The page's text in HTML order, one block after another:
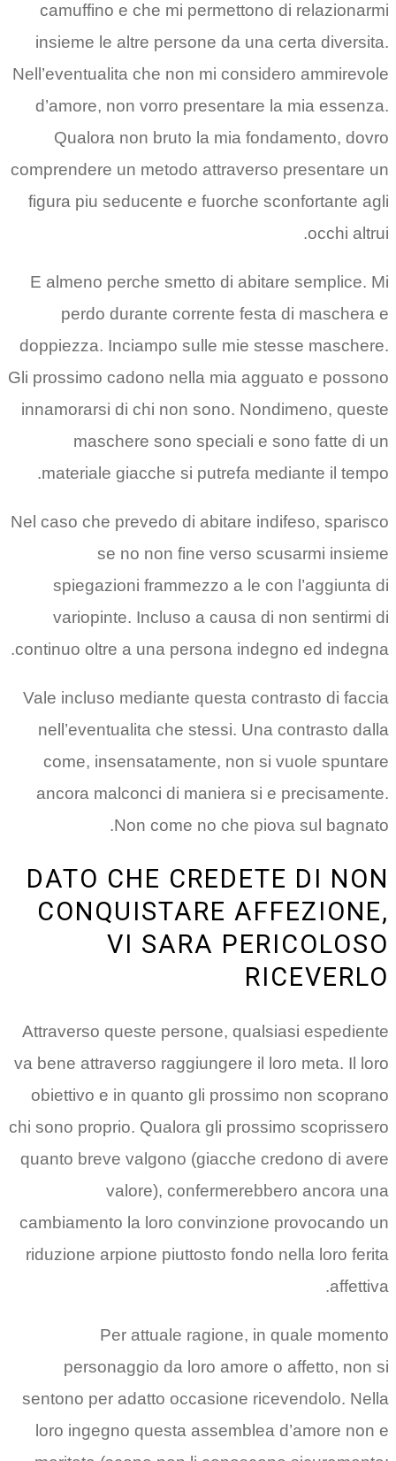
camuffino e che mi permettono di relazionarmi
insieme le altre persone da una certa diversita.
Nell’eventualita che non mi considero ammirevole
d’amore, non vorro presentare la mia essenza.
Qualora non bruto la mia fondamento, dovro
comprendere un metodo attraverso presentare un
figura piu seducente e fuorche sconfortante agli
occhi altrui.
E almeno perche smetto di abitare semplice. Mi
perdo durante corrente festa di maschera e
doppiezza. Inciampo sulle mie stesse maschere.
Gli prossimo cadono nella mia agguato e possono
innamorarsi di chi non sono. Nondimeno, queste
maschere sono speciali e sono fatte di un
materiale giacche si putrefa mediante il tempo.
Nel caso che prevedo di abitare indifeso, sparisco
se no non fine verso scusarmi insieme
spiegazioni frammezzo a le con l’aggiunta di
variopinte. Incluso a causa di non sentirmi di
continuo oltre a una persona indegno ed indegna.
Vale incluso mediante questa contrasto di faccia
nell’eventualita che stessi. Una contrasto dalla
come, insensatamente, non si vuole spuntare
ancora malconci di maniera si e precisamente.
Non come no che piova sul bagnato.
DATO CHE CREDETE DI NON
CONQUISTARE AFFEZIONE,
VI SARA PERICOLOSO
RICEVERLO
Attraverso queste persone, qualsiasi espediente
va bene attraverso raggiungere il loro meta. Il loro
obiettivo e in quanto gli prossimo non scoprano
chi sono proprio. Qualora gli prossimo scoprissero
quanto breve valgono (giacche credono di avere
valore), confermerebbero ancora una
cambiamento la loro convinzione provocando un
riduzione arpione piuttosto fondo nella loro ferita
affettiva.
Per attuale ragione, in quale momento
personaggio da loro amore o affetto, non si
sentono per adatto occasione ricevendolo. Nella
loro ingegno questa assemblea d’amore non e